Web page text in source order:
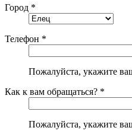
Город *
Телефон *
Пожалуйста, укажите
Как к вам обращаться? *
Пожалуйста, укажите